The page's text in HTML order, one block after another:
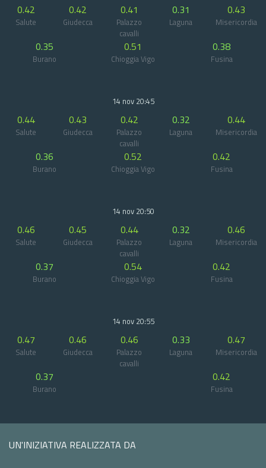
0.42
Salute
0.42
Giudecca
0.41
Palazzo
cavalli
0.31
Laguna
0.43
Misericordia
0.35
Burano
0.51
Chioggia Vigo
0.38
Fusina
14 nov 20:45
0.44
Salute
0.43
Giudecca
0.42
Palazzo
cavalli
0.32
Laguna
0.44
Misericordia
0.36
Burano
0.52
Chioggia Vigo
0.42
Fusina
14 nov 20:50
0.46
Salute
0.45
Giudecca
0.44
Palazzo
cavalli
0.32
Laguna
0.46
Misericordia
0.37
Burano
0.54
Chioggia Vigo
0.42
Fusina
14 nov 20:55
0.47
Salute
0.46
Giudecca
0.46
Palazzo
cavalli
0.33
Laguna
0.47
Misericordia
0.37
Burano
0.42
Fusina
UN'INIZIATIVA REALIZZATA DA